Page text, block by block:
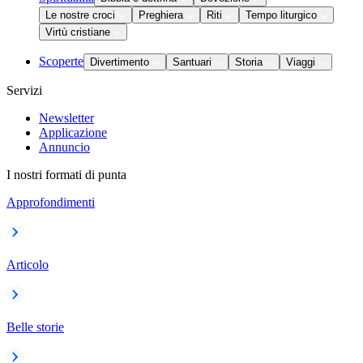
Le nostre croci
Preghiera Riti
Tempo liturgico
Virtù cristiane
Scoperte Divertimento Santuari Storia Viaggi
Servizi
Newsletter
Applicazione
Annuncio
I nostri formati di punta
Approfondimenti
Articolo
Belle storie